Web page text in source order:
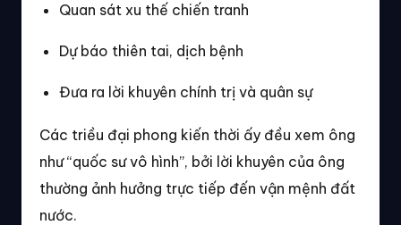
Quan sát xu thế chiến tranh
Dự báo thiên tai, dịch bệnh
Đưa ra lời khuyên chính trị và quân sự
Các triều đại phong kiến thời ấy đều xem ông
như “quốc sư vô hình”, bởi lời khuyên của ông
thường ảnh hưởng trực tiếp đến vận mệnh đất
nước.